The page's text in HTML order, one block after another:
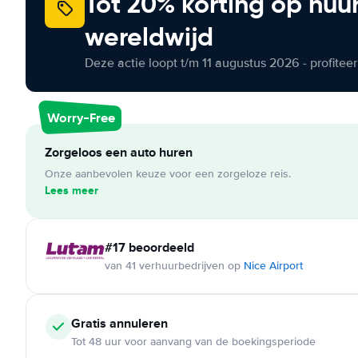
wereldwijd
Deze actie loopt t/m 11 augustus 2026 -
Worry-Free
Zorgeloos een auto huren
Onze aanbevolen keuze voor een zorgeloze reis.
Lees meer
#17 beoordeeld
van 41 verhuurbedrijven op Nice Airport
Gratis annuleren
Tot 48 uur voor aanvang van de boekingsperiode